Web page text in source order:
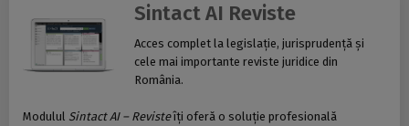
Sintact AI Reviste
Acces complet la legislație, jurisprudență și
cele mai importante reviste juridice din
România.
Modulul Sintact AI – Revisteîți oferă o soluție profesională